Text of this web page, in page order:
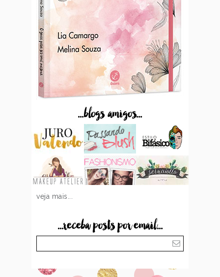
...blogs amigos...
veja mais...
...receba posts por email...